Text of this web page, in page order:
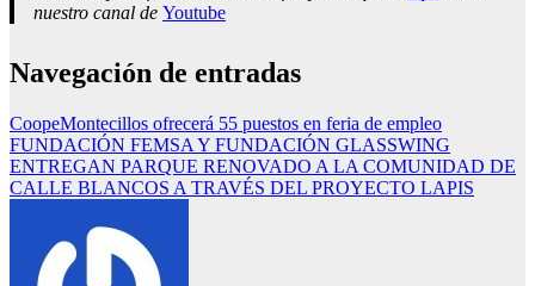
nuestro canal de Youtube
Navegación de entradas
CoopeMontecillos ofrecerá 55 puestos en feria de empleo
FUNDACIÓN FEMSA Y FUNDACIÓN GLASSWING
ENTREGAN PARQUE RENOVADO A LA COMUNIDAD DE
CALLE BLANCOS A TRAVÉS DEL PROYECTO LAPIS